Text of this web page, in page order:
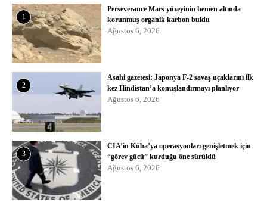
1
Perseverance Mars yüzeyinin hemen altında
korunmuş organik karbon buldu
Ağustos 6, 2026
2
Asahi gazetesi: Japonya F-2 savaş uçaklarını ilk
kez Hindistan’a konuşlandırmayı planlıyor
Ağustos 6, 2026
3
CIA’in Küba’ya operasyonları genişletmek için
“görev gücü” kurduğu öne sürüldü
Ağustos 6, 2026